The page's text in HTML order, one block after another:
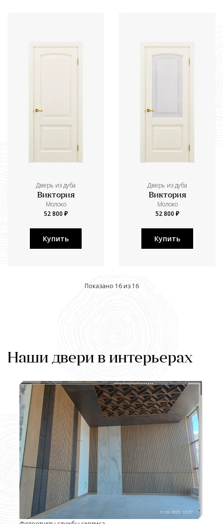
Дверь из дуба
Виктория
Молоко
52 800 ₽
Купить
Дверь из дуба
Виктория
Молоко
52 800 ₽
Купить
Показано 16 из 16
Наши двери в интерьерах